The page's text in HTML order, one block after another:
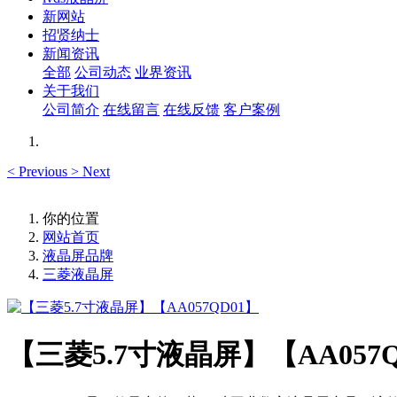
新网站
招贤纳士
新闻资讯
全部 公司动态 业界资讯
关于我们
公司简介 在线留言 在线反馈 客户案例
< Previous > Next
你的位置
网站首页
液晶屏品牌
三菱液晶屏
【三菱5.7寸液晶屏】【